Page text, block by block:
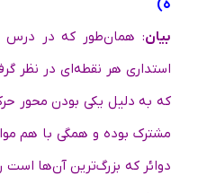
ه)
بیان: همان‌طور که در درس
استداری هر نقطه‌ای در نظر
که به دلیل یکی بودن محور
مشترک بوده و همگی با هم
دوائر که بزرگ‌ترین آن‌ها است